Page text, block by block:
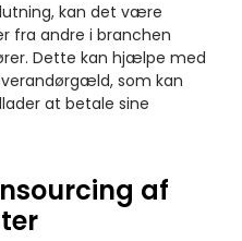
kan det være
fra andre i branchen
Dette kan hjælpe med
som kan
at betale sine
af